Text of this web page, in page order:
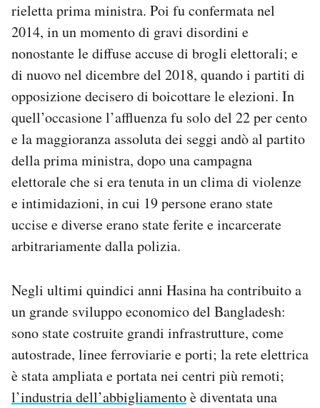
rieletta prima ministra. Poi fu confermata nel
2014, in un momento di gravi disordini e
nonostante le diffuse accuse di brogli elettorali; e
di nuovo nel dicembre del 2018, quando i partiti di
opposizione decisero di boicottare le elezioni. In
quell’occasione l’affluenza fu solo del 22 per cento
e la maggioranza assoluta dei seggi andò al partito
della prima ministra, dopo una campagna
elettorale che si era tenuta in un clima di violenze
e intimidazioni, in cui 19 persone erano state
uccise e diverse erano state ferite e incarcerate
arbitrariamente dalla polizia.
Negli ultimi quindici anni Hasina ha contribuito a
un grande sviluppo economico del Bangladesh:
sono state costruite grandi infrastrutture, come
autostrade, linee ferroviarie e porti; la rete elettrica
è stata ampliata e portata nei centri più remoti;
l’industria dell’abbigliamentoè diventata una